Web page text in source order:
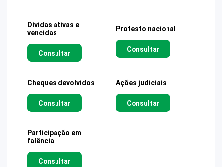
Dívidas ativas e
vencidas
Consultar
Protesto nacional
Consultar
Cheques devolvidos
Consultar
Ações judiciais
Consultar
Participação em
falência
Consultar